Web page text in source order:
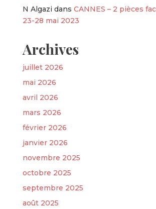
N Algazi dans CANNES – 2 pièces
23-28 mai 2023
Archives
juillet 2026
mai 2026
avril 2026
mars 2026
février 2026
janvier 2026
novembre 2025
octobre 2025
septembre 2025
août 2025